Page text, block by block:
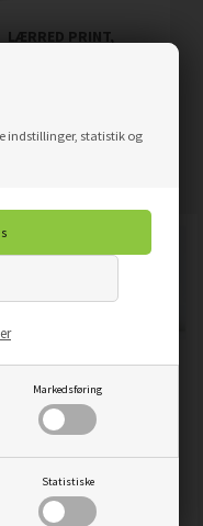
indstillinger, statistik og
Markedsføring
Statistiske
LÆRRED PRINT,
for slid, ridser og snavs.